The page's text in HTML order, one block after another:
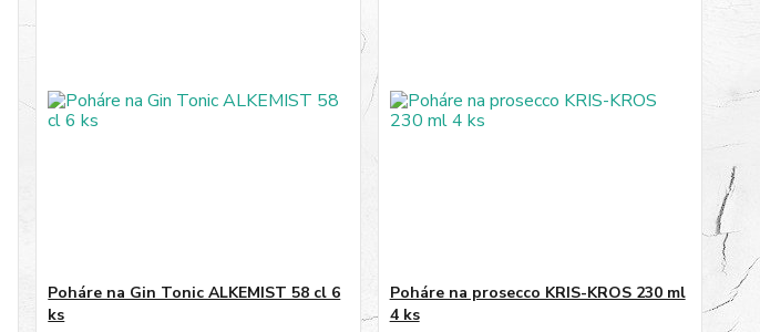
Poháre na Gin Tonic ALKEMIST 58 cl 6
ks
Poháre na prosecco KRIS-KROS 230 ml
4 ks